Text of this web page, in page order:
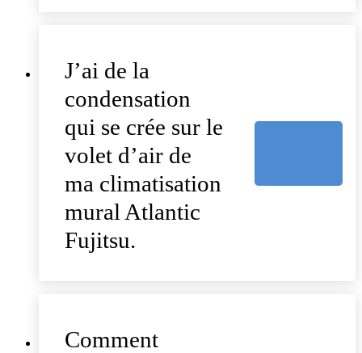
J’ai de la
condensation
qui se crée sur le
volet d’air de
ma climatisation
mural Atlantic
Fujitsu.
Comment